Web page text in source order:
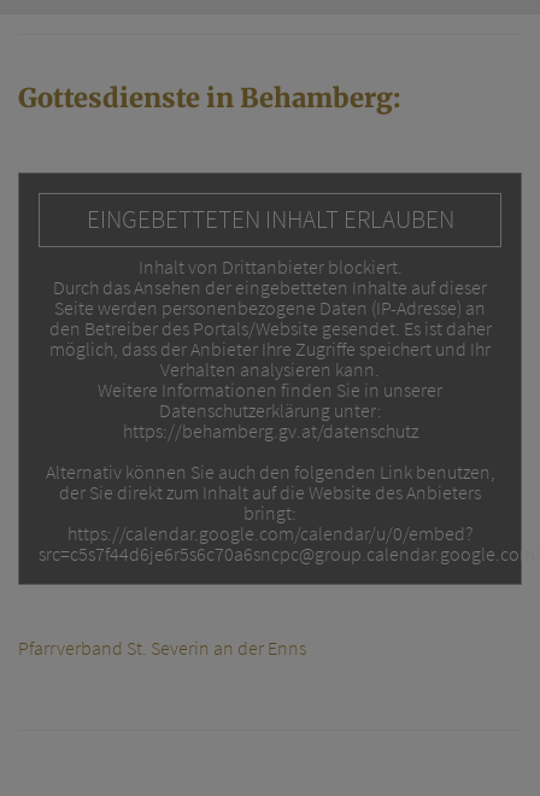
Gottesdienste in Behamberg:
EINGEBETTETEN INHALT ERLAUBEN
Inhalt von Drittanbieter blockiert.
Durch das Ansehen der eingebetteten Inhalte auf dieser
Seite werden personenbezogene Daten (IP-Adresse) an
den Betreiber des Portals/Website gesendet. Es ist daher
möglich, dass der Anbieter Ihre Zugriffe speichert und Ihr
Verhalten analysieren kann.
Weitere Informationen finden Sie in unserer
Datenschutzerklärung unter:
https://behamberg.gv.at/datenschutz
Alternativ können Sie auch den folgenden Link benutzen,
der Sie direkt zum Inhalt auf die Website des Anbieters
bringt:
https://calendar.google.com/calendar/u/0/embed?
Pfarrverband St. Severin an der Enns